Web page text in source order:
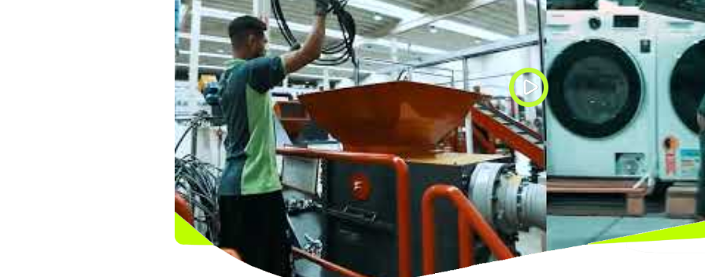
Projetos sob medida;
Proteção de marca;
Contribui à Lei PNRS 12.305/305/2010;
Gerenciamento de resíduo eletrônico;
Balanço ecológico.
RECICLAGEM
Eletroeletrônicos